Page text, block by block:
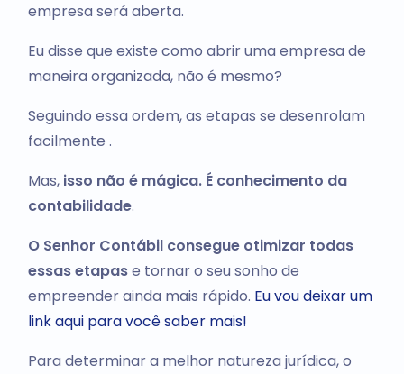
empresa será aberta.
Eu disse que existe como abrir uma empresa de
maneira organizada, não é mesmo?
Seguindo essa ordem, as etapas se desenrolam
facilmente .
Mas,isso não é mágica. É conhecimento da
contabilidade.
O Senhor Contábil consegue otimizar todas
essas etapase tornar o seu sonho de
empreender ainda mais rápido. Eu vou deixar um
link aqui para você saber mais!
Para determinar a melhor natureza jurídica, o